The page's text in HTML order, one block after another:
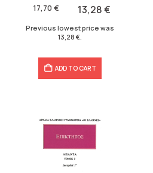
17,70 €
was:
13,28€
Previous lowest price was
13,28 €
ADD TO CART